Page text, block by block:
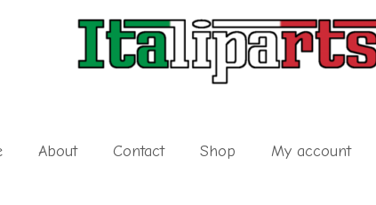
About Contact Shop My account